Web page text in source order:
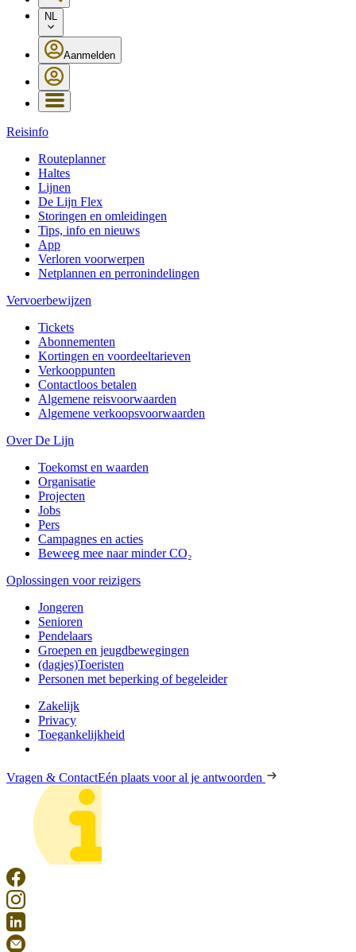
NL
Aanmelden
Reisinfo
Routeplanner
Haltes
Lijnen
De Lijn Flex
Storingen en omleidingen
Tips, info en nieuws
App
Verloren voorwerpen
Netplannen en perronindelingen
Vervoerbewijzen
Tickets
Abonnementen
Kortingen en voordeeltarieven
Verkooppunten
Contactloos betalen
Algemene reisvoorwaarden
Algemene verkoopsvoorwaarden
Over De Lijn
Toekomst en waarden
Organisatie
Projecten
Jobs
Pers
Campagnes en acties
Beweeg mee naar minder CO₂
Oplossingen voor reizigers
Jongeren
Senioren
Pendelaars
Groepen en jeugdbewegingen
(dagjes)Toeristen
Personen met beperking of begeleider
Zakelijk
Privacy
Toegankelijkheid
Vragen & ContactEén plaats voor al je antwoorden